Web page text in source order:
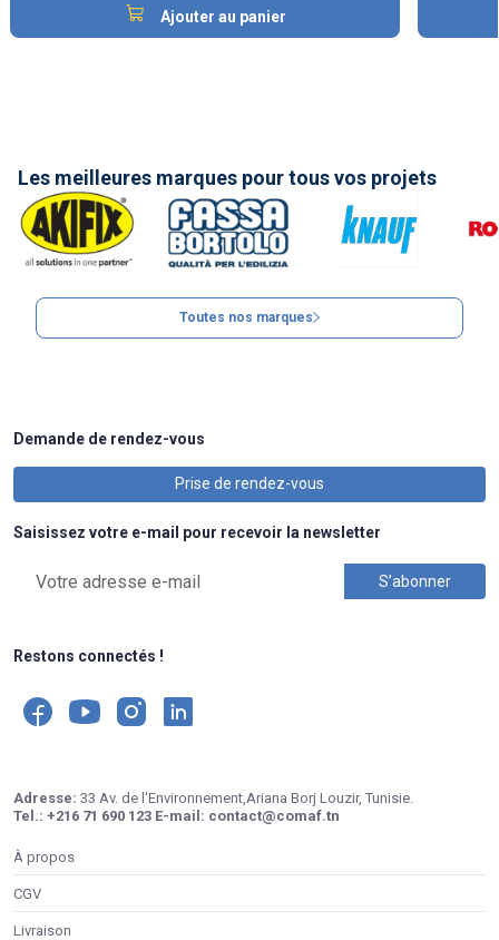
Ajouter au panier
Les meilleures marques pour tous vos projets
Toutes nos marques
Demande de rendez-vous
Prise de rendez-vous
Saisissez votre e-mail pour recevoir la newsletter
Restons connectés !
Adresse: 33 Av. de l'Environnement,Ariana Borj Louzir, Tunisie.
Tel.: +216 71 690 123 E-mail: contact@comaf.tn
À propos
CGV
Livraison